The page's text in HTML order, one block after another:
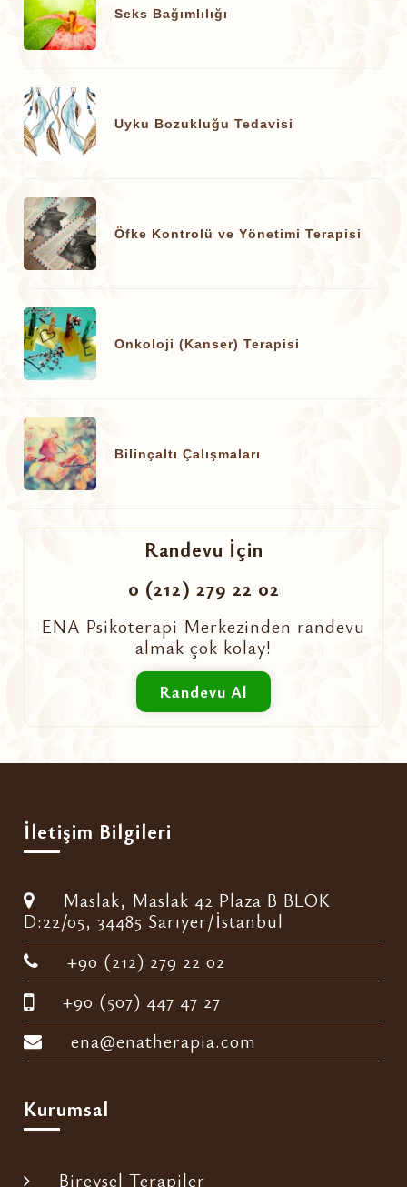
Seks Bağımlılığı
Uyku Bozukluğu Tedavisi
Öfke Kontrolü ve Yönetimi Terapisi
Onkoloji (Kanser) Terapisi
Bilinçaltı Çalışmaları
Randevu İçin
0 (212) 279 22 02
ENA Psikoterapi Merkezinden randevu
almak çok kolay!
Randevu Al
İletişim Bilgileri
Maslak, Maslak 42 Plaza B BLOK
D:22/05, 34485 Sarıyer/İstanbul
+90 (212) 279 22 02
+90 (507) 447 47 27
ena@enatherapia.com
Kurumsal
Bireysel Terapiler